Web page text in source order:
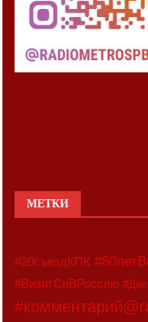
МЕТКИ
#20съездКПК
#ВизитСиВРоссию